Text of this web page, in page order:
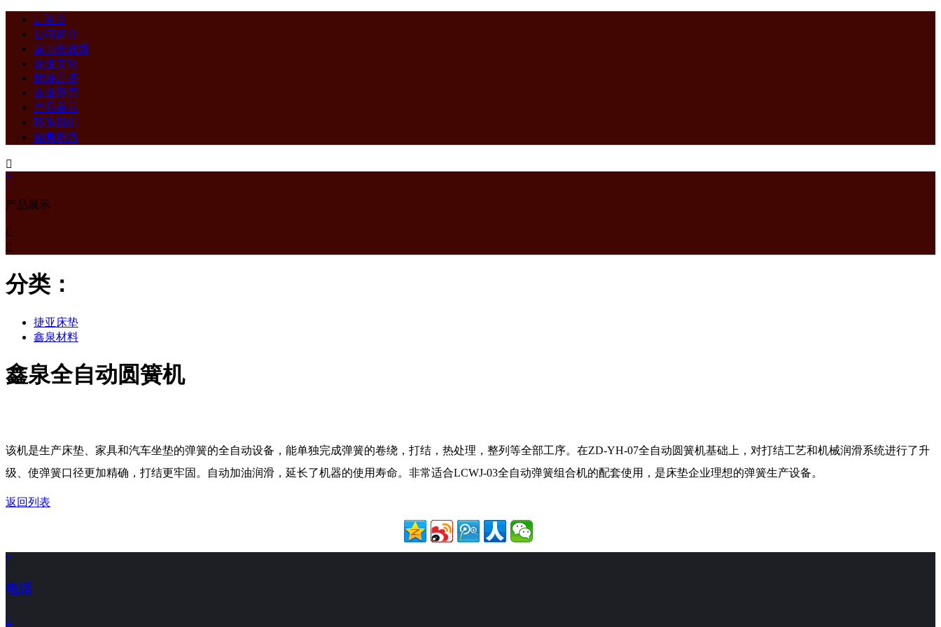
 首页
公司简介
董事长致辞
企业文化
辉煌足迹
企业新闻
产品展示
联系我们
销售网络


产品展示


分类：
捷亚床垫
鑫泉材料
鑫泉全自动圆簧机
该机是生产床垫、家具和汽车坐垫的弹簧的全自动设备，能单独完成弹簧的卷绕，打结，热处理，整列等全部工序。在ZD-YH-07全自动圆簧机基础上，对打结工艺和机械润滑系统进行了升
级、使弹簧口径更加精确，打结更牢固。自动加油润滑，延长了机器的使用寿命。非常适合LCWJ-03全自动弹簧组合机的配套使用，是床垫企业理想的弹簧生产设备。
返回列表

电话
